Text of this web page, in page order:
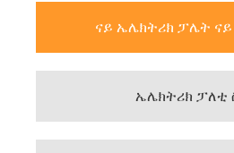
ናይ ኤሌክትሪክ ፓሌት
ኤሌክትሪክ ፓለቲ